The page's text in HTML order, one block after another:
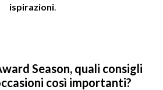
ispirazioni.
Season, quali consigli
così importanti?